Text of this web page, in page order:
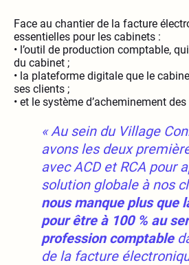
Face au chantier de la facture
essentielles pour les cabinets :
• l’outil de production comptable,
du cabinet ;
• la plateforme digitale que le
ses clients ;
• et le système d’acheminement
« Au sein du Village
avons les deux
avecACD et RCA pour
solution globale à nos
nous manque plus que
pour être à 100 % au
profession comptable
de la facture